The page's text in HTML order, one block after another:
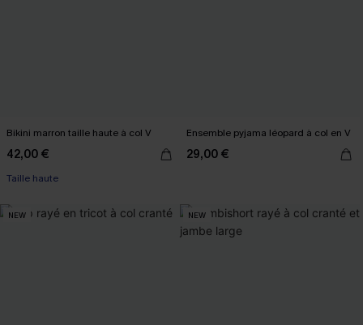
Bikini marron taille haute à col V
42,00 €
Taille haute
Ensemble pyjama léopard à col en V
29,00 €
NEW NEW